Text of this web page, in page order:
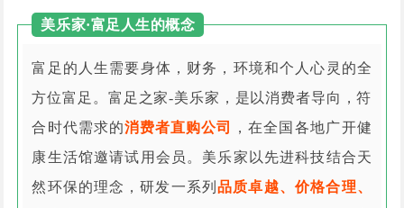
美乐家·富足人生的概念
富足的人生需要身体，财务，环境和个人心灵的全
方位富足。富足之家-美乐家，是以消费者导向，符
合时代需求的消费者直购公司
，在全国各地广开健
康生活馆邀请试用会员。美乐家以先进科技结合天
然环保的理念，研发一系列 品质卓越、价格合理、